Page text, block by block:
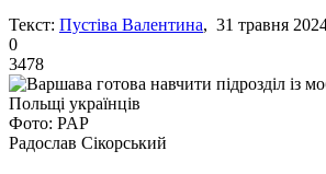
Текст: Пустіва Валентина, 31 травня
0
3478
Фото: PAP
Радослав Сікорський